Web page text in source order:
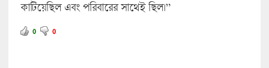
কাটিয়েছিল এবং পরিবারের সাথেই ছিল।”
0 0